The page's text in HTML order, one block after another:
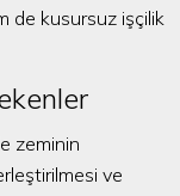
de kusursuz işçilik
zeminin
ve